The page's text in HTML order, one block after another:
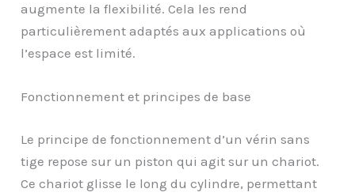
augmente la flexibilité. Cela les rend
particulièrement adaptés aux applications où
l’espace est limité.
Fonctionnement et principes de base
Le principe de fonctionnement d’un vérin sans
tige repose sur un piston qui agit sur un chariot.
Ce chariot glisse le long du cylindre, permettant